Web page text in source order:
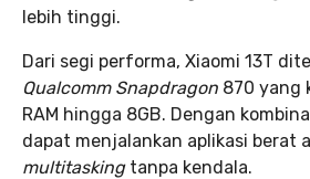
lebih tinggi.
Dari segi performa, Xiaomi 13T
Qualcomm Snapdragon 870 yang
RAM hingga 8GB. Dengan
dapat menjalankan aplikasi berat
multitasking tanpa kendala.